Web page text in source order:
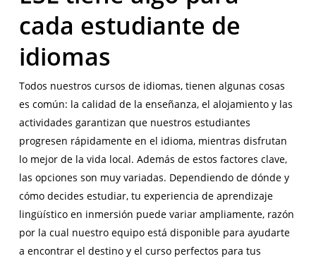
cada estudiante de
idiomas
Todos nuestros cursos de idiomas, tienen algunas cosas
es común: la calidad de la enseñanza, el alojamiento y las
actividades garantizan que nuestros estudiantes
progresen rápidamente en el idioma, mientras disfrutan
lo mejor de la vida local. Además de estos factores clave,
las opciones son muy variadas. Dependiendo de dónde y
cómo decides estudiar, tu experiencia de aprendizaje
lingüístico en inmersión puede variar ampliamente, razón
por la cual nuestro equipo está disponible para ayudarte
a encontrar el destino y el curso perfectos para tus